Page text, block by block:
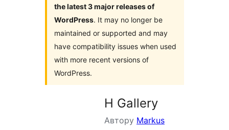
the latest 3 major releases of
WordPress. It may no longer be
maintained or supported and may
have compatibility issues when used
with more recent versions of
WordPress.
H Gallery
Автору Markus